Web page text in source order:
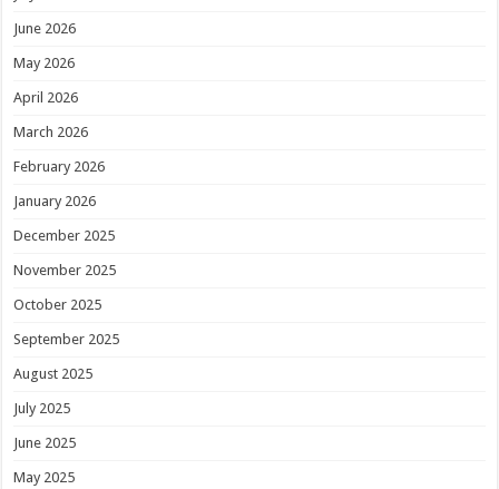
June 2026
May 2026
April 2026
March 2026
February 2026
January 2026
December 2025
November 2025
October 2025
September 2025
August 2025
July 2025
June 2025
May 2025